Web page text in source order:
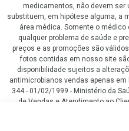
medicamentos, não devem ser
substituem, em hipótese alguma, a
área médica. Somente o
qualquer problema de saúde e
preços e as promoções são
fotos contidas em nosso site
disponibilidade sujeitos a
antimicrobianos vendas apenas
344 - 01/02/1999 - Ministério da
de Vendas e Atendimento ao